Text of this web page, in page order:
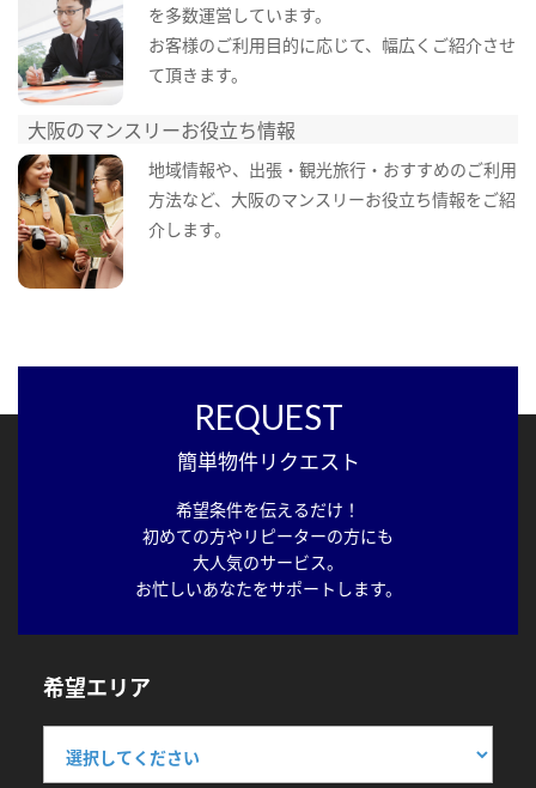
を多数運営しています。
お客様のご利用目的に応じて、幅広くご紹介させ
て頂きます。
大阪のマンスリーお役立ち情報
地域情報や、出張・観光旅行・おすすめのご利用
方法など、大阪のマンスリーお役立ち情報をご紹
介します。
REQUEST
簡単物件リクエスト
希望条件を伝えるだけ！
初めての方やリピーターの方にも
大人気のサービス。
お忙しいあなたをサポートします。
希望エリア